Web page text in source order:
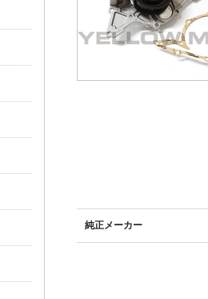
純正メーカー